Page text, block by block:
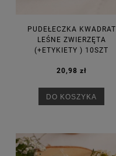
PUDEŁECZKA KWADRAT
LEŚNE ZWIERZĘTA
(+ETYKIETY ) 10SZT
20,98 zł
DO KOSZYKA